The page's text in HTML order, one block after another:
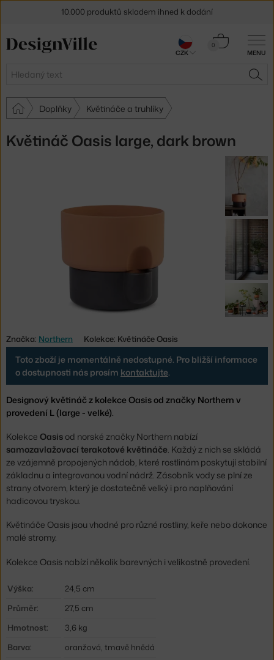
MENU
Hledat
0
Košík
Doplňky Květináče a truhlíky
Květináč Oasis large, dark brown
Značka: Northern Kolekce: Květináče Oasis
Toto zboží je momentálně nedostupné. Pro bližší informace
o dostupnosti nás prosím kontaktujte.
Designový květináč z kolekce Oasis od značky Northern v
provedení L (large - velké).
Kolekce Oasis od norské značky Northern nabízí
samozavlažovací terakotové květináče. Každý z nich se skládá
ze vzájemně propojených nádob, které rostlinám poskytují stabilní
základnu a integrovanou vodní nádrž. Zásobník vody se plní ze
strany otvorem, který je dostatečně velký i pro naplňování
hadicovou tryskou.
Květináče Oasis jsou vhodné pro různé rostliny, keře nebo dokonce
malé stromy.
Kolekce Oasis nabízí několik barevných i velikostně provedení.
Výška:
24,5 cm
Průměr:
27,5 cm
Hmotnost:
3,6 kg
Barva:
oranžová, tmavě hnědá
10.000 produktů skladem ihned k dodání
Sleva 5 % pro odběratele
CZK